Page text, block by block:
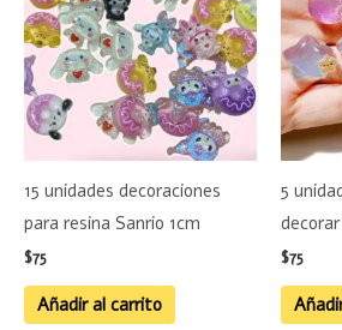
15 unidades decoraciones
para resina Sanrio 1cm
$75
Añadir al carrito
5
$75